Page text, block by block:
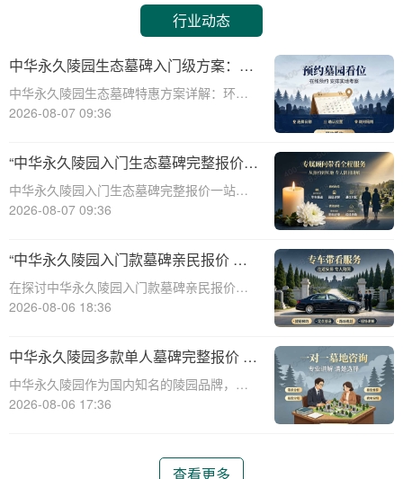
行业动态
中华永久陵园生态墓碑入门级方案：完
整报价与一站式服务打包特惠解析
中华永久陵园生态墓碑特惠方案详解：环
保、经济、个性化选择☎ 中华永久陵园电
提升，选择一个环保且经济的陵园及墓碑成
为许多家庭的考虑。中华永久陵园，作
2026-08-07 09:36
“中华永久陵园入门生态墓碑完整报价
一站式服务打包特惠详解”
中华永久陵园入门生态墓碑完整报价一站式
服务打包特惠详解☎ 中华永久陵园电话:400-
之一，一直致力于提供高品质、个性化的墓
碑服务。生态墓碑作为一种环保、
2026-08-07 09:36
“中华永久陵园入门款墓碑亲民报价 一
次性付清享折上折：超值优惠与便捷选
择的完美结合”
在探讨中华永久陵园入门款墓碑亲民报价这
一主题时，我们首先需要理解墓碑选择的重
对逝者的纪念，也是对生者情感的寄托。因
此，选择一款既符合预算又具有纪念意义的
墓碑显得尤
2026-08-06 18:36
中华永久陵园多款单人墓碑完整报价 淡
季下单直降数千元详解
中华永久陵园作为国内知名的陵园品牌，提
供多种单人墓碑选择，满足不同客户的需
元的优惠政策，帮助消费者做出明智的选
2026-08-06 17:36
查看更多